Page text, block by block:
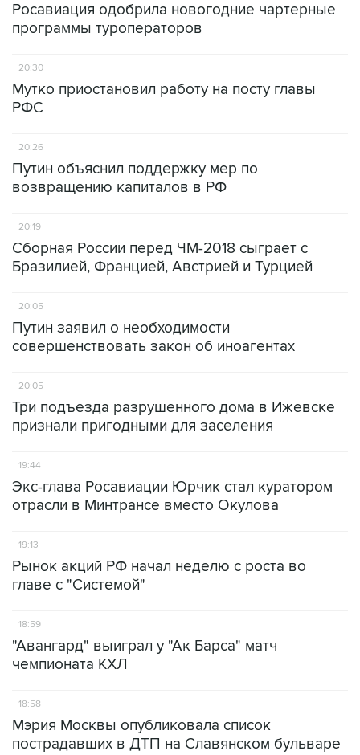
Росавиация одобрила новогодние чартерные
программы туроператоров
20:30
Мутко приостановил работу на посту главы
РФС
20:26
Путин объяснил поддержку мер по
возвращению капиталов в РФ
20:19
Сборная России перед ЧМ-2018 сыграет с
Бразилией, Францией, Австрией и Турцией
20:05
Путин заявил о необходимости
совершенствовать закон об иноагентах
20:05
Три подъезда разрушенного дома в Ижевске
признали пригодными для заселения
19:44
Экс-глава Росавиации Юрчик стал куратором
отрасли в Минтрансе вместо Окулова
19:13
Рынок акций РФ начал неделю с роста во
главе с "Системой"
18:59
"Авангард" выиграл у "Ак Барса" матч
чемпионата КХЛ
18:58
Мэрия Москвы опубликовала список
пострадавших в ДТП на Славянском бульваре